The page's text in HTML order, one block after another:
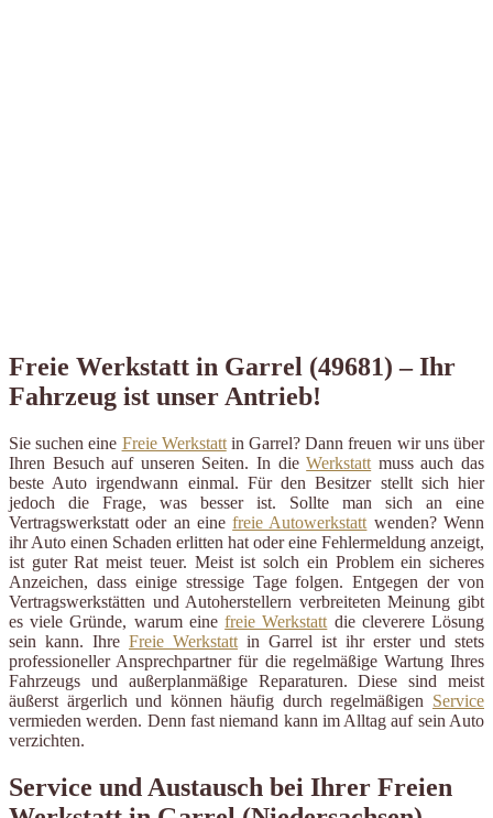
Freie Werkstatt in Garrel (49681) – Ihr
Fahrzeug ist unser Antrieb!
Sie suchen eine Freie Werkstattin Garrel? Dann freuen wir uns über
Ihren Besuch auf unseren Seiten. In dieWerkstatt muss auch das
beste Auto irgendwann einmal. Für den Besitzer stellt sich hier
jedoch die Frage, was besser ist. Sollte man sich an eine
Vertragswerkstatt oder an einefreie Autowerkstatt wenden? Wenn
ihr Auto einen Schaden erlitten hat oder eine Fehlermeldung anzeigt,
ist guter Rat meist teuer. Meist ist solch ein Problem ein sicheres
Anzeichen, dass einige stressige Tage folgen. Entgegen der von
Vertragswerkstätten und Autoherstellern verbreiteten Meinung gibt
es viele Gründe, warum einefreie Werkstatt die cleverere Lösung
sein kann. Ihre Freie Werkstatt in Garrel ist ihr erster und stets
professioneller Ansprechpartner für die regelmäßige Wartung Ihres
Fahrzeugs und außerplanmäßige Reparaturen. Diese sind meist
äußerst ärgerlich und können häufig durch regelmäßigen Service
vermieden werden. Denn fast niemand kann im Alltag auf sein Auto
verzichten.
Service und Austausch bei Ihrer Freien